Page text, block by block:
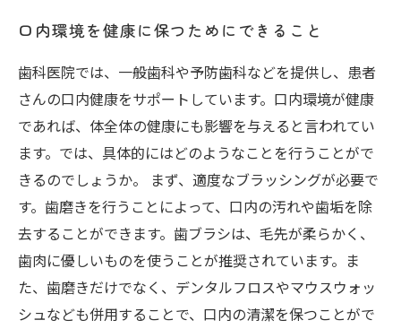
口内環境を健康に保つためにできること
歯科医院では、一般歯科や予防歯科などを提供し、患者
さんの口内健康をサポートしています。口内環境が健康
であれば、体全体の健康にも影響を与えると言われてい
ます。では、具体的にはどのようなことを行うことがで
きるのでしょうか。 まず、適度なブラッシングが必要で
す。歯磨きを行うことによって、口内の汚れや歯垢を除
去することができます。歯ブラシは、毛先が柔らかく、
歯肉に優しいものを使うことが推奨されています。ま
た、歯磨きだけでなく、デンタルフロスやマウスウォッ
シュなども併用することで、口内の清潔を保つことがで